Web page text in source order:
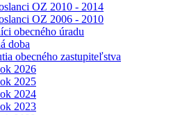
OZ 2010 - 2014
OZ 2006 - 2010
obecného úradu
doba
obecného zastupiteľstva
2026
2025
2024
2023